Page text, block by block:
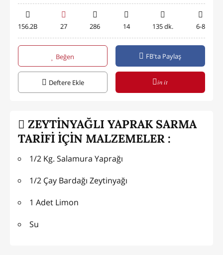
156.2B 27 286 14 135 dk. 6-8
Beğen FB'ta Paylaş
Deftere Ekle in it
ZEYTİNYAĞLI YAPRAK SARMA
TARİFİ İÇİN MALZEMELER :
1/2 Kg. Salamura Yaprağı
1/2 Çay Bardağı Zeytinyağı
1 Adet Limon
Su